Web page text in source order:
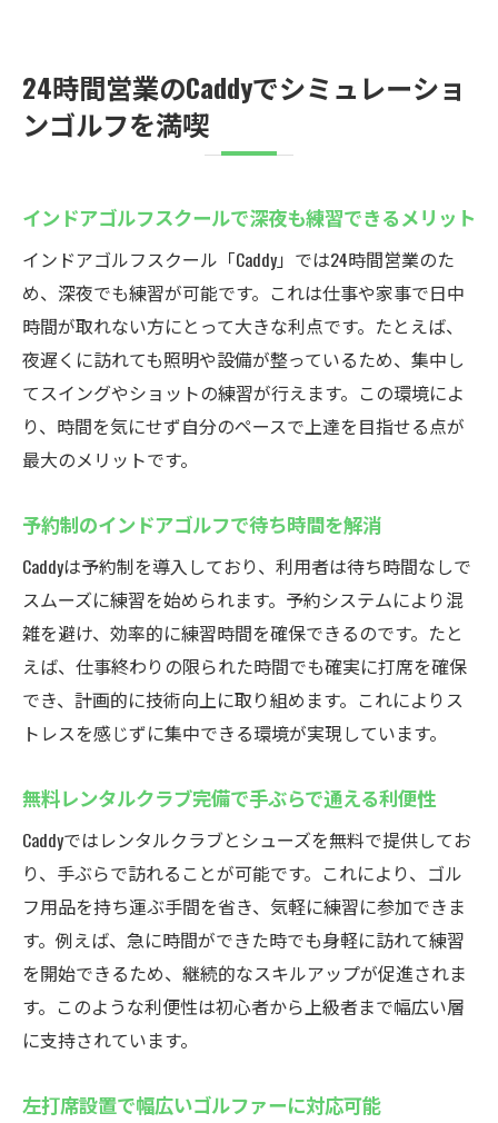
レンタルクラブで初めてでも安心して練習
快適なインドアゴルフ環境で効率よく上達
会員専用システムで安心して長時間プレイ
歩
厚木市鳶尾のCaddyでゴルフを楽しむ方法
インドアゴルフスクールで気軽に始めるゴ
ルフ
シミュレーションゴルフで仲間と楽しく練
習
左打席完備で多様なニーズに応える施設
インドアゴルフスクールの予約方法と流れ
メンバー限定サービスで充実したゴルフ時
間
Caddyのインドアゴルフで技術向上を実現
インドアゴルフスクールの個別指導でスキ
ル強化
解説
反復練習ができるインドア環境の強み
ゴルフ初心者から上級者まで対応できる指
導力
安心のセキュリティで集中できる練習時間
実践的なインドアゴルフスクール体験を紹
介
無料体験可能！Caddyのインドアゴルフを試そう
インドアゴルフスクールの無料体験申し込
24時間営業のCaddyでシミュレーショ
ンゴルフを満喫
インドアゴルフスクールで深夜も練習できるメリット
インドアゴルフスクール「Caddy」では24時間営業のた
め、深夜でも練習が可能です。これは仕事や家事で日中
時間が取れない方にとって大きな利点です。たとえば、
夜遅くに訪れても照明や設備が整っているため、集中し
てスイングやショットの練習が行えます。この環境によ
り、時間を気にせず自分のペースで上達を目指せる点が
最大のメリットです。
予約制のインドアゴルフで待ち時間を解消
Caddyは予約制を導入しており、利用者は待ち時間なしで
スムーズに練習を始められます。予約システムにより混
雑を避け、効率的に練習時間を確保できるのです。たと
えば、仕事終わりの限られた時間でも確実に打席を確保
でき、計画的に技術向上に取り組めます。これによりス
トレスを感じずに集中できる環境が実現しています。
無料レンタルクラブ完備で手ぶらで通える利便性
Caddyではレンタルクラブとシューズを無料で提供してお
り、手ぶらで訪れることが可能です。これにより、ゴル
フ用品を持ち運ぶ手間を省き、気軽に練習に参加できま
す。例えば、急に時間ができた時でも身軽に訪れて練習
を開始できるため、継続的なスキルアップが促進されま
す。このような利便性は初心者から上級者まで幅広い層
に支持されています。
左打席設置で幅広いゴルファーに対応可能